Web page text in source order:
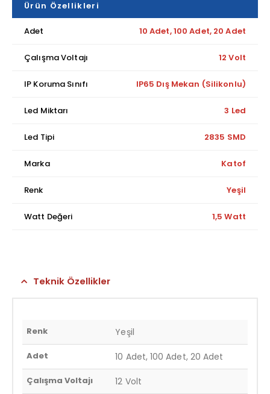
Ürün Özellikleri
Adet 10 Adet, 100 Adet, 20 Adet
Çalışma Voltajı 12 Volt
IP Koruma Sınıfı IP65 Dış Mekan (Silikonlu)
Led Miktarı 3 Led
Led Tipi 2835 SMD
Marka Katof
Renk Yeşil
Watt Değeri 1,5 Watt
Teknik Özellikler
Renk Yeşil
Adet 10 Adet, 100 Adet, 20 Adet
Çalışma Voltajı 12 Volt